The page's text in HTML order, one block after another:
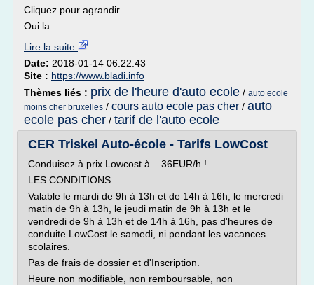
Cliquez pour agrandir...
Oui la...
Lire la suite
Date: 2018-01-14 06:22:43
Site : https://www.bladi.info
Thèmes liés : prix de l'heure d'auto ecole / auto ecole
moins cher bruxelles / cours auto ecole pas cher / auto
ecole pas cher / tarif de l'auto ecole
CER Triskel Auto-école - Tarifs LowCost
Conduisez à prix Lowcost à... 36EUR/h !
LES CONDITIONS :
Valable le mardi de 9h à 13h et de 14h à 16h, le mercredi
matin de 9h à 13h, le jeudi matin de 9h à 13h et le
vendredi de 9h à 13h et de 14h à 16h, pas d'heures de
conduite LowCost le samedi, ni pendant les vacances
scolaires.
Pas de frais de dossier et d'Inscription.
Heure non modifiable, non remboursable, non